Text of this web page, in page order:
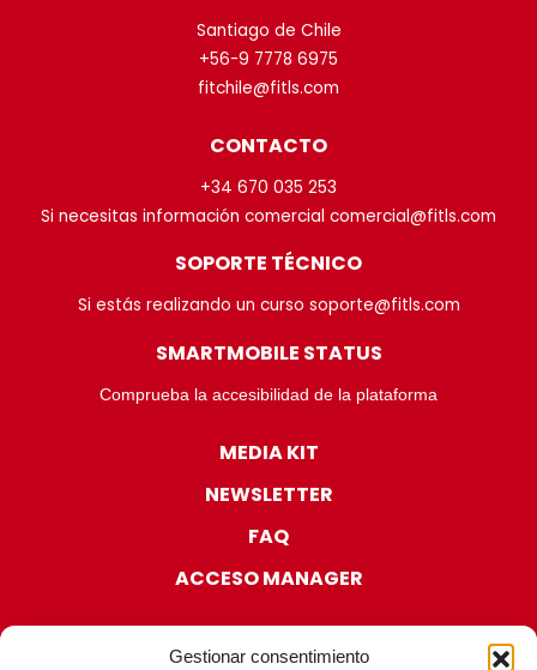
Gestionar consentimiento
Santiago de Chile
+56-9 7778 6975
fitchile@fitls.com
CONTACTO
+34 670 035 253
Si necesitas información comercial comercial@fitls.com
SOPORTE TÉCNICO
Si estás realizando un curso soporte@fitls.com
SMARTMOBILE STATUS
Comprueba la accesibilidad de la plataforma
MEDIA KIT
NEWSLETTER
FAQ
ACCESO MANAGER